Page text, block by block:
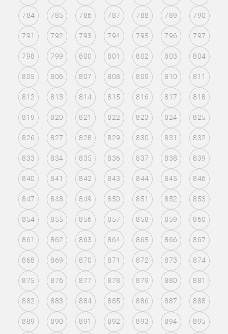
784 785 786 787 788 789 790
791 792 793 794 795 796 797
798 799 800 801 802 803 804
805 806 807 808 809 810 811
812 813 814 815 816 817 818
819 820 821 822 823 824 825
826 827 828 829 830 831 832
833 834 835 836 837 838 839
840 841 842 843 844 845 846
847 848 849 850 851 852 853
854 855 856 857 858 859 860
861 862 863 864 865 866 867
868 869 870 871 872 873 874
875 876 877 878 879 880 881
882 883 884 885 886 887 888
889 890 891 892 893 894 895